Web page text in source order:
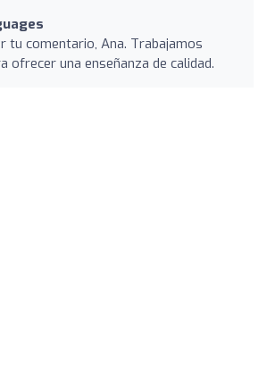
tu comentario, Ana. Trabajamos
ofrecer una enseñanza de calidad.